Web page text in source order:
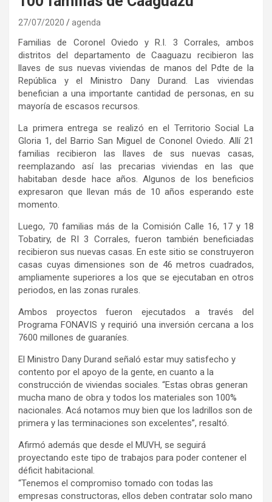
27/07/2020 agenda
Familias de Coronel Oviedo y R.I. 3 Corrales, ambos
distritos del departamento de Caaguazu recibieron las
llaves de sus nuevas viviendas de manos del Pdte de la
República y el Ministro Dany Durand. Las viviendas
benefician a una importante cantidad de personas, en su
mayoría de escasos recursos.
La primera entrega se realizó en el Territorio Social La
Gloria 1, del Barrio San Miguel de Cononel Oviedo. Allí 21
familias recibieron las llaves de sus nuevas casas,
reemplazando así las precarias viviendas en las que
habitaban desde hace años. Algunos de los beneficios
expresaron que llevan más de 10 años esperando este
momento.
Luego, 70 familias más de la Comisión Calle 16, 17 y 18
Tobatiry, de RI 3 Corrales, fueron también beneficiadas
recibieron sus nuevas casas. En este sitio se construyeron
casas cuyas dimensiones son de 46 metros cuadrados,
ampliamente superiores a los que se ejecutaban en otros
periodos, en las zonas rurales.
Ambos proyectos fueron ejecutados a través del
Programa FONAVIS y requirió una inversión cercana a los
7600 millones de guaraníes.
El Ministro Dany Durand señaló estar muy satisfecho y
contento por el apoyo de la gente, en cuanto a la
construcción de viviendas sociales. “Estas obras generan
mucha mano de obra y todos los materiales son 100%
nacionales. Acá notamos muy bien que los ladrillos son de
primera y las terminaciones son excelentes”, resaltó.
Afirmó además que desde el MUVH, se seguirá
proyectando este tipo de trabajos para poder contener el
déficit habitacional.
“Tenemos el compromiso tomado con todas las
empresas constructoras, ellos deben contratar solo mano